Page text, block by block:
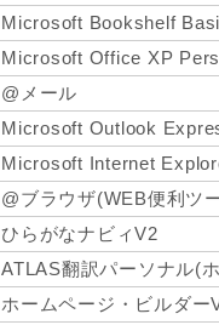
Microsoft Bookshelf
Microsoft Office XP
@メール
Microsoft Outlook
Microsoft Internet
@ブラウザ(WEB便利ツ
ひらがなナビィV2
ATLAS翻訳パーソナル(
ホームページ・ビルダ